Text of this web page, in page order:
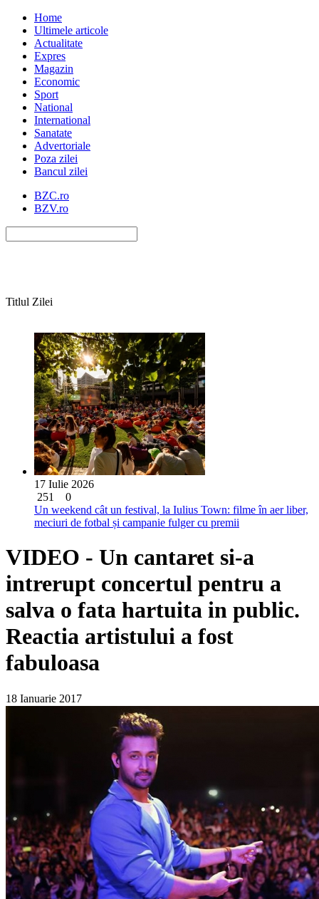
Home
Ultimele articole
Actualitate
Expres
Magazin
Economic
Sport
National
International
Sanatate
Advertoriale
Poza zilei
Bancul zilei
BZC.ro
BZV.ro
Titlul Zilei
17 Iulie 2026
251
0
Un weekend cât un festival, la Iulius Town: filme în aer liber,
meciuri de fotbal și campanie fulger cu premii
VIDEO - Un cantaret si-a
intrerupt concertul pentru a
salva o fata hartuita in public.
Reactia artistului a fost
fabuloasa
18 Ianuarie 2017